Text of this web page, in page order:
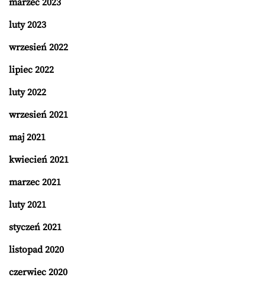
marzec 2023
luty 2023
wrzesień 2022
lipiec 2022
luty 2022
wrzesień 2021
maj 2021
kwiecień 2021
marzec 2021
luty 2021
styczeń 2021
listopad 2020
czerwiec 2020